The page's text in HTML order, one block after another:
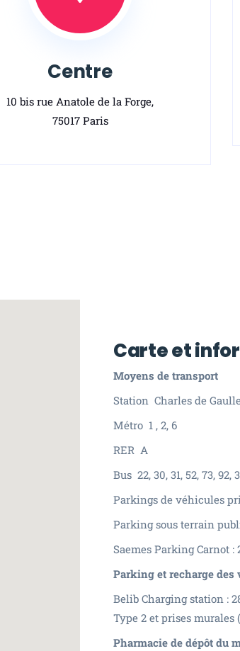
Centre
10 bis rue Anatole de la Forge,
75017 Paris
Carte et
Moyens de transport
Station Charles de
Métro 1 , 2, 6
RER A
Bus 22, 30, 31, 52, 73, 92,
Parkings de véhicules
Parking sous terrain
Saemes Parking Carnot :
Parking et recharge
Belib Charging station :
Type 2 et prises murales
Pharmacie de dépôt du